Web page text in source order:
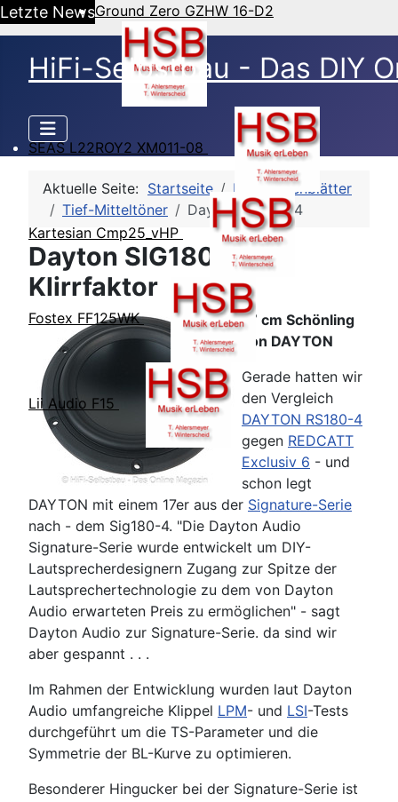
Letzte NewsGround Zero GZHW 16-D2
SEAS L22ROY2 XM011-08
Kartesian Cmp25_vHP
Fostex FF125WK
Lii Audio F15
HiFi-Selbstbau - Das DIY
Aktuelle Seite: Startseite
HSB-Datenblätter
Tief-Mitteltöner
Dayton SIG180-4
Dayton SIG180-4 -
Klirrfaktor
17 cm Schönling
von DAYTON
Gerade hatten wir
den Vergleich
DAYTON RS180-4
gegen REDCATT
Exclusiv 6 - und
schon legt
DAYTON mit einem 17er aus der Signature-Serie
nach - dem Sig180-4. "Die Dayton Audio
Signature-Serie wurde entwickelt um DIY-
Lautsprecherdesignern Zugang zur Spitze der
Lautsprechertechnologie zu dem von Dayton
Audio erwarteten Preis zu ermöglichen" - sagt
Dayton Audio zur Signature-Serie. da sind wir
aber gespannt . . .
Im Rahmen der Entwicklung wurden laut Dayton
Audio umfangreiche Klippel LPM- und LSI-Tests
durchgeführt um die TS-Parameter und die
Symmetrie der BL-Kurve zu optimieren.
Besonderer Hingucker bei der Signature-Serie ist